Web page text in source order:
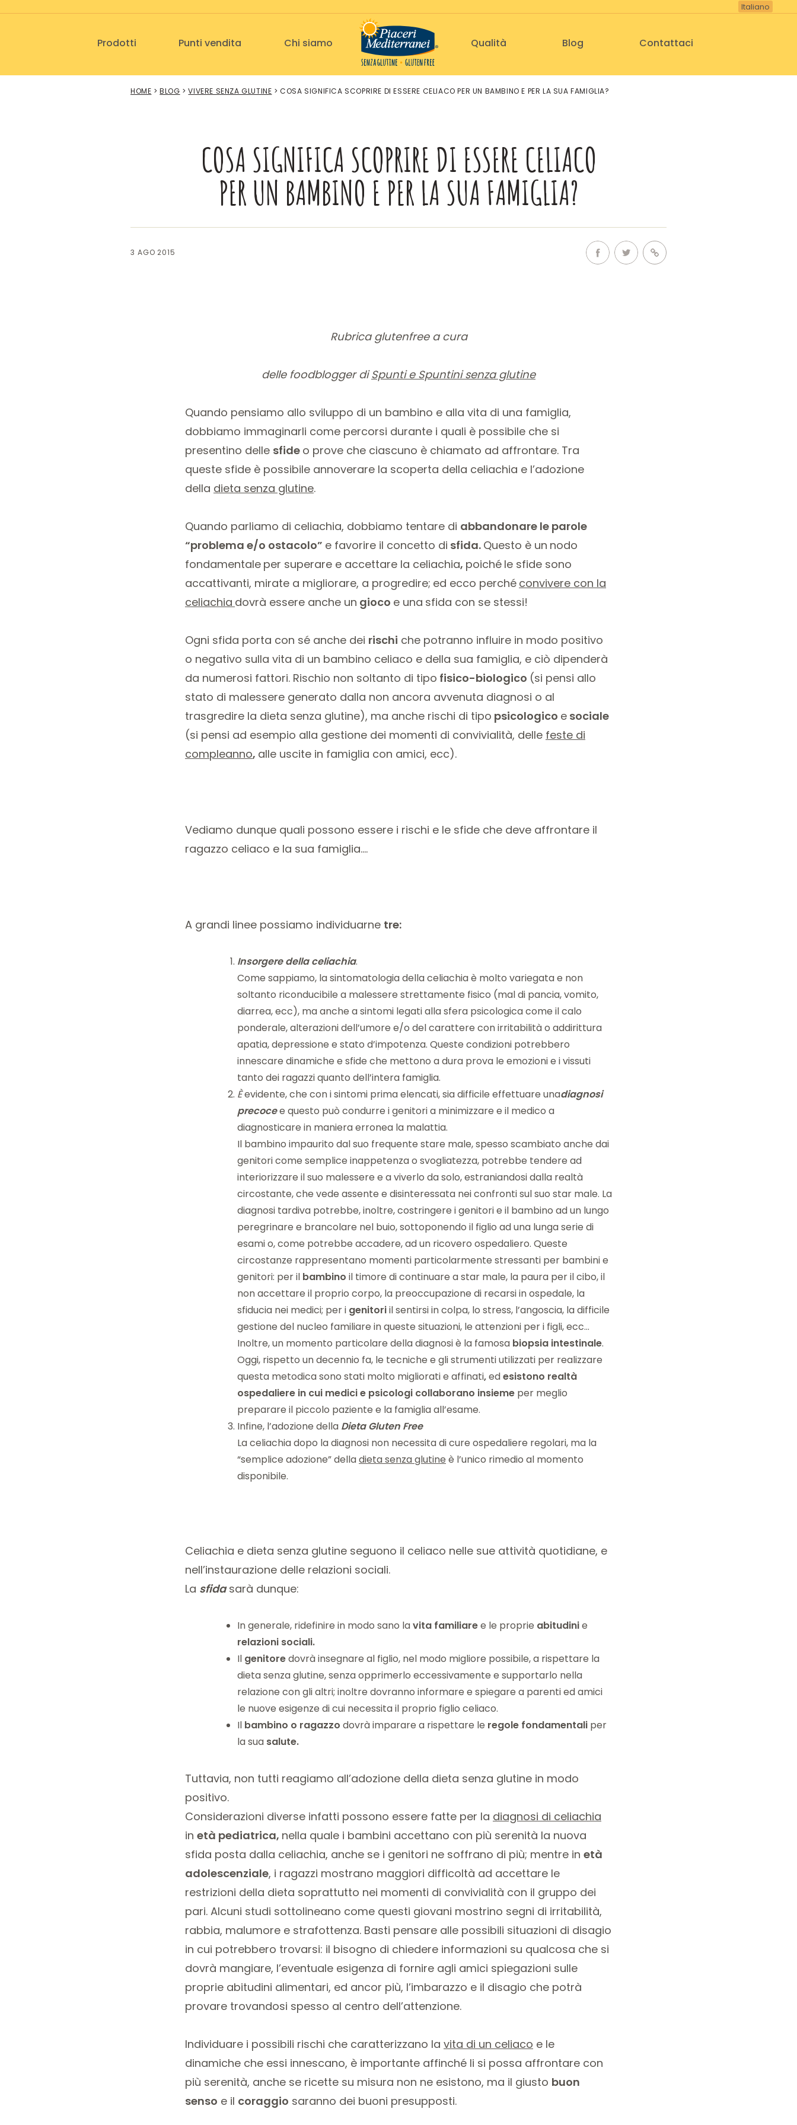
Italiano
Prodotti Punti vendita Chi siamo Qualità Blog Contattaci
HOME >BLOG >VIVERE SENZA GLUTINE >COSA SIGNIFICA SCOPRIRE DI ESSERE CELIACO PER UN BAMBINO E PER LA SUA FAMIGLIA?
COSA SIGNIFICA SCOPRIRE DI ESSERE CELIACO
PER UN BAMBINO E PER LA SUA FAMIGLIA?
3 AGO 2015
Rubrica glutenfree a cura
delle foodblogger diSpunti e Spuntini senza glutine
Quando pensiamo allo sviluppo di un bambino e alla vita di una famiglia,
dobbiamo immaginarli come percorsi durante i quali è possibile che si
presentino delle sfide o prove che ciascuno è chiamato ad affrontare. Tra
queste sfide è possibile annoverare la scoperta della celiachia e l’adozione
della dieta senza glutine.
Quando parliamo di celiachia, dobbiamo tentare di abbandonare le parole
“problema e/o ostacolo” e favorire il concetto di sfida. Questo è un nodo
fondamentale per superare e accettare la celiachia, poiché le sfide sono
accattivanti, mirate a migliorare, a progredire; ed ecco perché convivere con la
celiachia dovrà essere anche un gioco e una sfida con se stessi!
Ogni sfida porta con sé anche dei rischi che potranno influire in modo positivo
o negativo sulla vita di un bambino celiaco e della sua famiglia, e ciò dipenderà
da numerosi fattori. Rischio non soltanto di tipo fisico-biologico (si pensi allo
stato di malessere generato dalla non ancora avvenuta diagnosi o al
trasgredire la dieta senza glutine), ma anche rischi di tipo psicologico e sociale
(si pensi ad esempio alla gestione dei momenti di convivialità, delle feste di
compleanno, alle uscite in famiglia con amici, ecc).
Vediamo dunque quali possono essere i rischi e le sfide che deve affrontare il
ragazzo celiaco e la sua famiglia….
A grandi linee possiamo individuarne tre:
Insorgere della celiachia.
Come sappiamo, la sintomatologia della celiachia è molto variegata e non
soltanto riconducibile a malessere strettamente fisico (mal di pancia, vomito,
diarrea, ecc), ma anche a sintomi legati alla sfera psicologica come il calo
ponderale, alterazioni dell’umore e/o del carattere con irritabilità o addirittura
apatia, depressione e stato d’impotenza. Queste condizioni potrebbero
innescare dinamiche e sfide che mettono a dura prova le emozioni e i vissuti
tanto dei ragazzi quanto dell’intera famiglia.
Èevidente, che con i sintomi prima elencati, sia difficile effettuare unadiagnosi
precocee questo può condurre i genitori a minimizzare e il medico a
diagnosticare in maniera erronea la malattia.
Il bambino impaurito dal suo frequente stare male, spesso scambiato anche dai
genitori come semplice inappetenza o svogliatezza, potrebbe tendere ad
interiorizzare il suo malessere e a viverlo da solo, estraniandosi dalla realtà
circostante, che vede assente e disinteressata nei confronti sul suo star male. La
diagnosi tardiva potrebbe, inoltre, costringere i genitori e il bambino ad un lungo
peregrinare e brancolare nel buio, sottoponendo il figlio ad una lunga serie di
esami o, come potrebbe accadere, ad un ricovero ospedaliero. Queste
circostanze rappresentano momenti particolarmente stressanti per bambini e
genitori: per il bambino il timore di continuare a star male, la paura per il cibo, il
non accettare il proprio corpo, la preoccupazione di recarsi in ospedale, la
sfiducia nei medici; per i genitoriil sentirsi in colpa, lo stress, l’angoscia, la difficile
gestione del nucleo familiare in queste situazioni, le attenzioni per i figli, ecc…
Inoltre, un momento particolare della diagnosi è la famosa biopsia intestinale.
Oggi, rispetto un decennio fa, le tecniche e gli strumenti utilizzati per realizzare
questa metodica sono stati molto migliorati e affinati,edesistono realtà
ospedaliere in cui medici e psicologi collaborano insieme per meglio
preparare il piccolo paziente e la famiglia all’esame.
Infine, l’adozione della Dieta Gluten Free
La celiachia dopo la diagnosi non necessita di cure ospedaliere regolari, ma la
“semplice adozione” delladieta senza glutine è l’unico rimedio al momento
disponibile.
Celiachia e dieta senza glutine seguono il celiaco nelle sue attività quotidiane, e
nell’instaurazione delle relazioni sociali.
La sfidasarà dunque:
In generale, ridefinire in modo sano lavita familiaree le proprie abitudinie
relazioni sociali.
Il genitoredovrà insegnare al figlio, nel modo migliore possibile, a rispettare la
dieta senza glutine, senza opprimerlo eccessivamente e supportarlo nella
relazione con gli altri; inoltre dovranno informare e spiegare a parenti ed amici
le nuove esigenze di cui necessita il proprio figlio celiaco.
Il bambino o ragazzo dovrà imparare a rispettare le regole fondamentali per
la sua salute.
Tuttavia, non tutti reagiamo all’adozione della dieta senza glutine in modo
positivo.
Considerazioni diverse infatti possono essere fatte per la diagnosi di celiachia
in età pediatrica, nella quale i bambini accettano con più serenità la nuova
sfida posta dalla celiachia, anche se i genitori ne soffrano di più; mentre in età
adolescenziale, i ragazzi mostrano maggiori difficoltà ad accettare le
restrizioni della dieta soprattutto nei momenti di convivialità con il gruppo dei
pari. Alcuni studi sottolineano come questi giovani mostrino segni di irritabilità,
rabbia, malumore e strafottenza. Basti pensare alle possibili situazioni di disagio
in cui potrebbero trovarsi: il bisogno di chiedere informazioni su qualcosa che si
dovrà mangiare, l’eventuale esigenza di fornire agli amici spiegazioni sulle
proprie abitudini alimentari, ed ancor più, l’imbarazzo e il disagio che potrà
provare trovandosi spesso al centro dell’attenzione.
Individuare i possibili rischi che caratterizzano la vita di un celiaco e le
dinamiche che essi innescano, è importante affinché li si possa affrontare con
più serenità, anche se ricette su misura non ne esistono, ma il giusto buon
senso e il coraggio saranno dei buoni presupposti.